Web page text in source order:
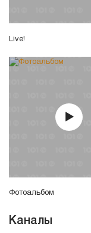
Live!
Фотоальбом
Каналы